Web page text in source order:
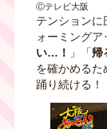
Ⓒテレビ大阪
テンションに
ォーミングア
い…！
」「帰
を確かめるた
踊り続ける！